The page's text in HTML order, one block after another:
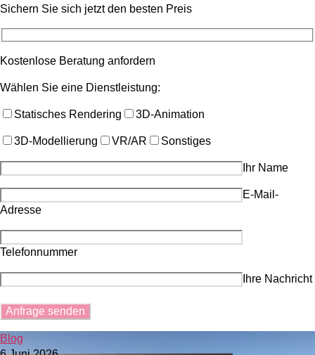
Sichern Sie sich jetzt den besten Preis
Kostenlose Beratung anfordern
Wählen Sie eine Dienstleistung:
Statisches Rendering 3D-Animation
3D-Modellierung VR/AR Sonstiges
Ihr Name
E-Mail-
Adresse
Telefonnummer
Ihre Nachricht
Blog